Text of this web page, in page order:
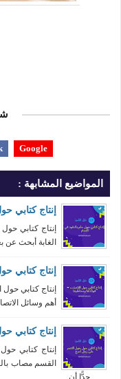
Google
المواضيع المشابهة :
إنتاج كتابي
إنتاج كتابي
الغابة أبحث عن
إنتاج كتابي
إنتاج كتابي
أهم وسائل
إنتاج كتابي
إنتاج كتابي
القسم مصاب
جدًّا أن ...